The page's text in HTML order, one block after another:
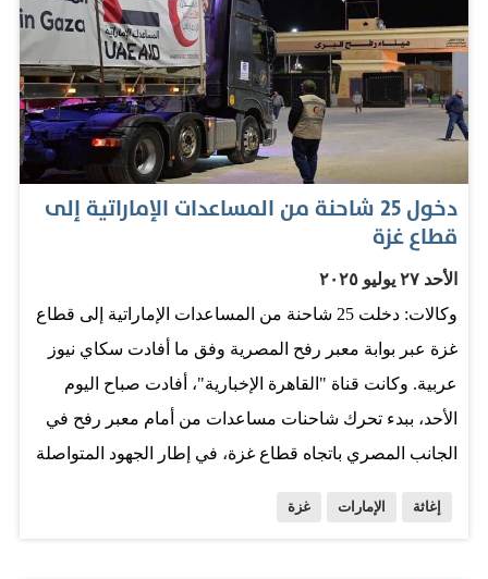
الإنسانية المتزايدة داخل قطاع غزة، ويضمن استمرارية وصول
الدعم الإغاثي إلى مستحقيه. وتأتي هذه القوافل امتداداً للجهود
الإنسانية التي تنفذها دولة الإمارات ضمن عملية "الفارس
الشهم 3"، لتوفير الاحتياجات الأساسية للأشقاء الفلسطينيين،
والإسهام في التخفيف من معاناتهم، وتعزيز الاستجابة
للاحتياجات الإنسانية الملحة في القطاع. وتواصل دولة
الإمارات، من خلال عملية "الفارس الشهم 3"، جهودها
الإنسانية لدعم الأشقاء الفلسطينيين، بما يجسد نهجها الراسخ
في مد يد العون للمحتاجين، وترسيخ قيم التضامن والمسؤولية
الإنسانية.
دخول 25 شاحنة من المساعدات الإماراتية إلى
قطاع غزة
الأحد ٢٧ يوليو ٢٠٢٥
وكالات: دخلت 25 شاحنة من المساعدات الإماراتية إلى قطاع
غزة عبر بوابة معبر رفح المصرية وفق ما أفادت سكاي نيوز
عربية. وكانت قناة "القاهرة الإخبارية"، أفادت صباح اليوم
الأحد، ببدء تحرك شاحنات مساعدات من أمام معبر رفح في
الجانب المصري باتجاه قطاع غزة، في إطار الجهود المتواصلة
إغاثة الإمارات غزة